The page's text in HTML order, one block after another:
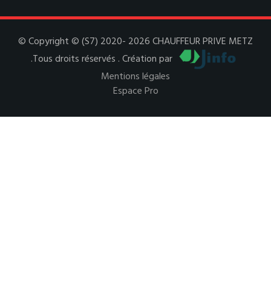
© Copyright © (S7) 2020- 2026 CHAUFFEUR PRIVE METZ
.Tous droits réservés . Création par
Mentions légales
Espace Pro